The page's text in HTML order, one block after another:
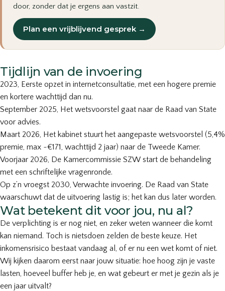
door, zonder dat je ergens aan vastzit.
Plan een vrijblijvend gesprek →
Tijdlijn van de invoering
2023, Eerste opzet in internetconsultatie, met een hogere premie
en kortere wachttijd dan nu.
September 2025, Het wetsvoorstel gaat naar de Raad van State
voor advies.
Maart 2026, Het kabinet stuurt het aangepaste wetsvoorstel (5,4%
premie, max ~€171, wachttijd 2 jaar) naar de Tweede Kamer.
Voorjaar 2026, De Kamercommissie SZW start de behandeling
met een schriftelijke vragenronde.
Op z’n vroegst 2030, Verwachte invoering. De Raad van State
waarschuwt dat de uitvoering lastig is; het kan dus later worden.
Wat betekent dit voor jou, nu al?
De verplichting is er nog niet, en zeker weten wanneer die komt
kan niemand. Toch is nietsdoen zelden de beste keuze. Het
inkomensrisico bestaat vandaag al, of er nu een wet komt of niet.
Wij kijken daarom eerst naar jouw situatie: hoe hoog zijn je vaste
lasten, hoeveel buffer heb je, en wat gebeurt er met je gezin als je
een jaar uitvalt?